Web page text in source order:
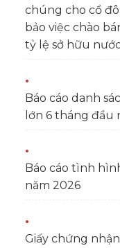
chúng cho cổ
bảo việc chào
tỷ lệ sở hữu
Báo cáo danh
lớn 6 tháng đầu
Báo cáo tình
năm 2026
Giấy chứng